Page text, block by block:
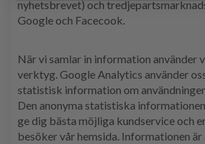
nyhetsbrevet) och
Google och Facecook.
När vi samlar in information använder
verktyg. Google Analytics använder
statistisk information om
Den anonyma statistiska
ge dig bästa möjliga kundservice och
besöker vår hemsida. Informationen är